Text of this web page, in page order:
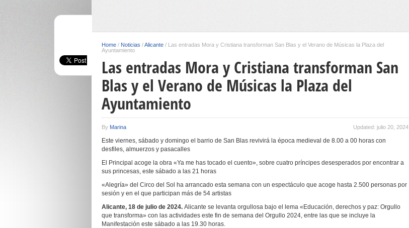
Home / Noticias /Alicante / Las entradas Mora y Cristiana transforman San Blas y el Verano de Músicas la Plaza del
Ayuntamiento
Las entradas Mora y Cristiana transforman San
Blas y el Verano de Músicas la Plaza del
Ayuntamiento
By Marina Updated: julio 20, 2024
Este viernes, sábado y domingo el barrio de San Blas revivirá la época medieval de 8.00 a 00 horas con
desfiles, almuerzos y pasacalles
El Principal acoge la obra «Ya me has tocado el cuento», sobre cuatro príncipes desesperados por encontrar a
sus princesas, este sábado a las 21 horas
«Alegría» del Circo del Sol ha arrancado esta semana con un espectáculo que acoge hasta 2.500 personas por
sesión y en el que participan más de 54 artistas
Alicante, 18 de julio de 2024. Alicante se levanta orgullosa bajo el lema «Educación, derechos y paz: Orgullo
que transforma» con las actividades este fin de semana del Orgullo 2024, entre las que se incluye la
Manifestación este sábado a las 19.30 horas.